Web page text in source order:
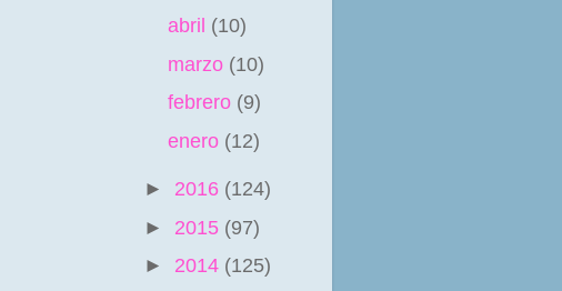
abril (10)
marzo (10)
febrero (9)
enero (12)
► 2016 (124)
► 2015 (97)
► 2014 (125)